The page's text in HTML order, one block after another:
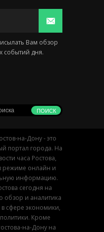
Вам обзор
событий дня.
на-Дону - это
портал города. На
часа Ростова,
режиме онлайн и
информацию.
сегодня на
обзор и аналитика
сфере экономики,
Кроме
на-Дону на